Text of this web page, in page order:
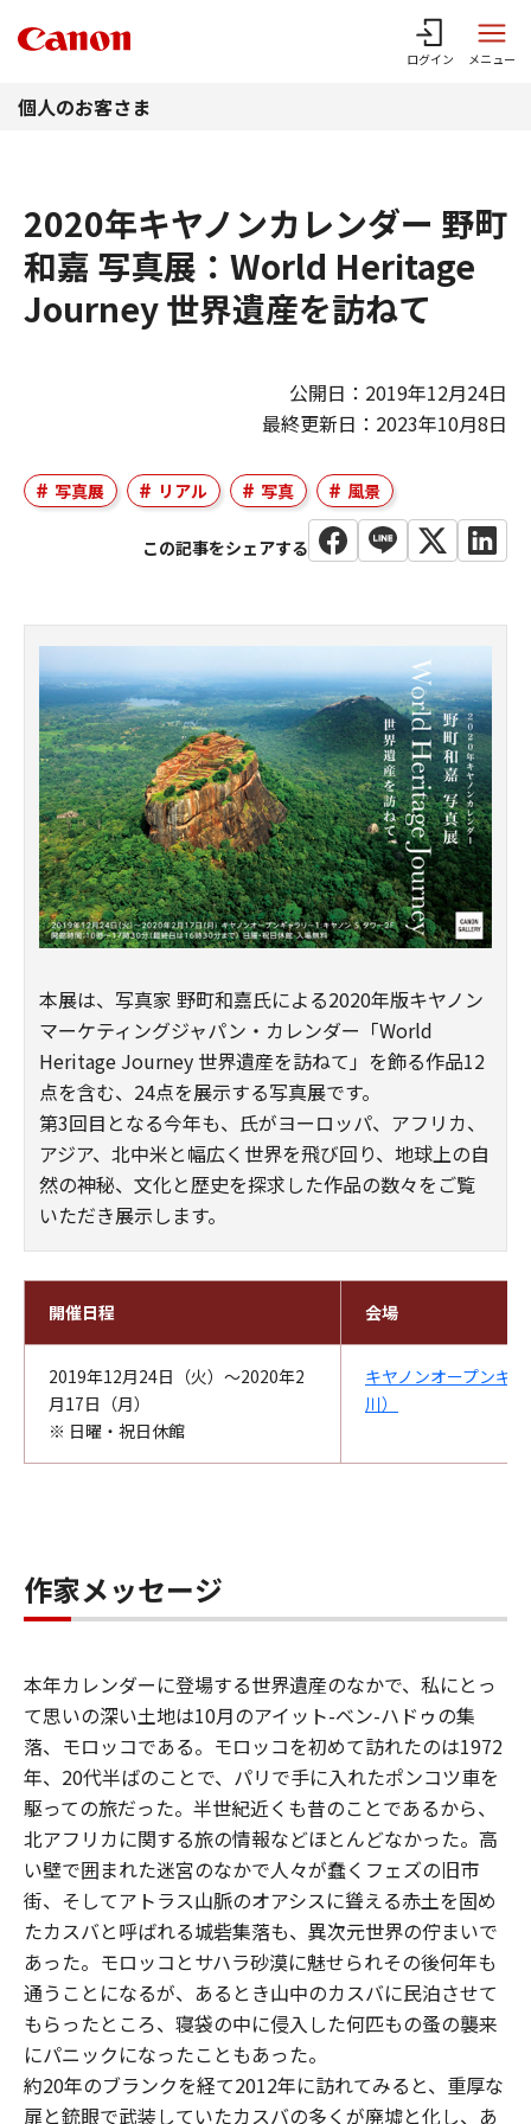
ログイン メニュー
個人のお客さま
2020年キヤノンカレンダー 野町
和嘉 写真展：World Heritage
Journey 世界遺産を訪ねて
公開日：2019年12月24日
最終更新日：2023年10月8日
写真展 リアル 写真 風景
本展は、写真家 野町和嘉氏による2020年版キヤノン
マーケティングジャパン・カレンダー「World
Heritage Journey 世界遺産を訪ねて」を飾る作品12
点を含む、24点を展示する写真展です。
第3回目となる今年も、氏がヨーロッパ、アフリカ、
アジア、北中米と幅広く世界を飛び回り、地球上の自
然の神秘、文化と歴史を探求した作品の数々をご覧
いただき展示します。
開催日程 会場
2019年12月24日（火）～2020年2
月17日（月）
※ 日曜・祝日休館
キヤノンオープンギ
川）
作家メッセージ
本年カレンダーに登場する世界遺産のなかで、私にとっ
て思いの深い土地は10月のアイット-ベン-ハドゥの集
落、モロッコである。モロッコを初めて訪れたのは1972
年、20代半ばのことで、パリで手に入れたポンコツ車を
駆っての旅だった。半世紀近くも昔のことであるから、
北アフリカに関する旅の情報などほとんどなかった。高
い壁で囲まれた迷宮のなかで人々が蠢くフェズの旧市
街、そしてアトラス山脈のオアシスに聳える赤土を固め
たカスバと呼ばれる城砦集落も、異次元世界の佇まいで
あった。モロッコとサハラ砂漠に魅せられその後何年も
通うことになるが、あるとき山中のカスバに民泊させて
もらったところ、寝袋の中に侵入した何匹もの蚤の襲来
にパニックになったこともあった。
約20年のブランクを経て2012年に訪れてみると、重厚な
扉と銃眼で武装していたカスバの多くが廃墟と化し、あ